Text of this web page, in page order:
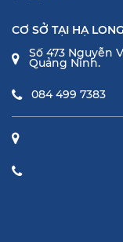
CƠ SỞ TẠI HẠ LONG
Số 473 Nguyễn
Quảng Ninh.
084 499 7383